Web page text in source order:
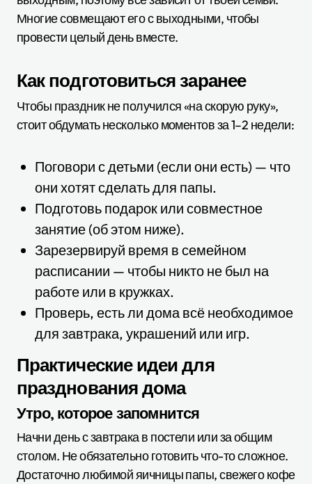
Многие совмещают его с выходными, чтобы
провести целый день вместе.
Как подготовиться заранее
Чтобы праздник не получился «на скорую руку»,
стоит обдумать несколько моментов за 1–2 недели:
Поговори с детьми (если они есть) — что
они хотят сделать для папы.
Подготовь подарок или совместное
занятие (об этом ниже).
Зарезервируй время в семейном
расписании — чтобы никто не был на
работе или в кружках.
Проверь, есть ли дома всё необходимое
для завтрака, украшений или игр.
Практические идеи для
празднования дома
Утро, которое запомнится
Начни день с завтрака в постели или за общим
столом. Не обязательно готовить что-то сложное.
Достаточно любимой яичницы папы, свежего кофе